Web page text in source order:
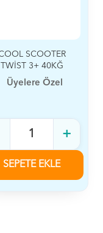
SCOOTER
TWİST 3+ 40KĞ
PEMBE
Üyelere Özel
+
SEPETE EKLE